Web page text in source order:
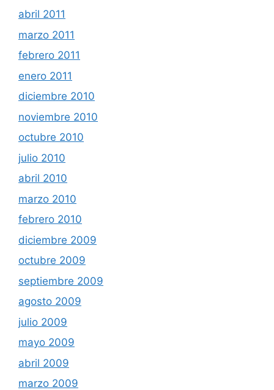
abril 2011
marzo 2011
febrero 2011
enero 2011
diciembre 2010
noviembre 2010
octubre 2010
julio 2010
abril 2010
marzo 2010
febrero 2010
diciembre 2009
octubre 2009
septiembre 2009
agosto 2009
julio 2009
mayo 2009
abril 2009
marzo 2009